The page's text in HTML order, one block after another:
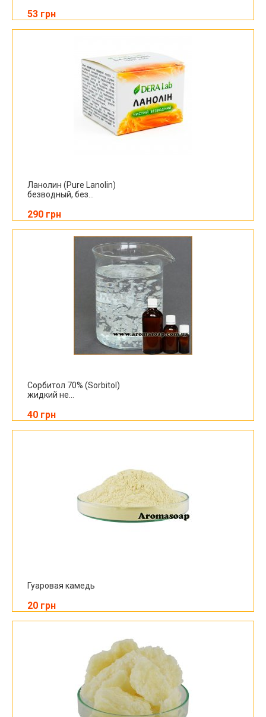
53 грн
Ланолин (Pure Lanolin)
безводный, без...
290 грн
Сорбитол 70% (Sorbitol)
жидкий не...
40 грн
Гуаровая камедь
20 грн